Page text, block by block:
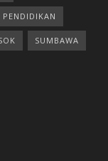
PENDIDIKAN
SUMBAWA